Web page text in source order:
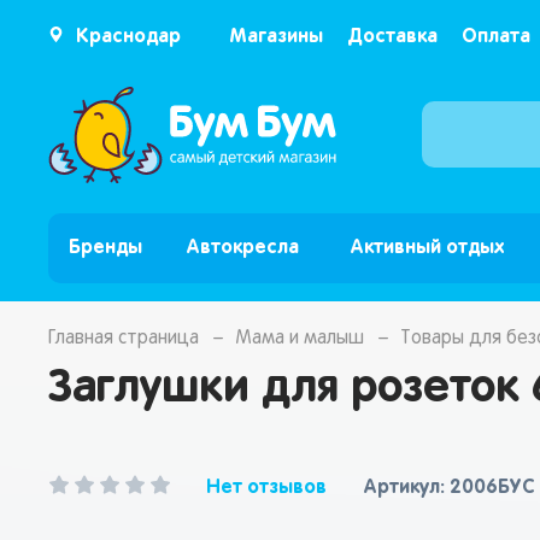
Краснодар Магазины Доставка Оплата
Бренды Автокресла Активный отдых
Главная страница Мама и малыш Товары для
Заглушки для розеток
Нет отзывов Артикул: 2006БУС